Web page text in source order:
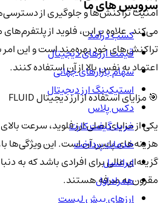
امنیت تراکنش‌ها و جلوگیری از
می‌کند. علاوه بر این، فلوید از پلتفرم‌های
تراکنش‌های خود بهره‌مند است و این امر
اعتماد به نفس بالا از آن استفاده کنند.
🎯 مزایای استفاده از ارز دیجیتال FLUID
یکی از مزایای اصلی ارز فلوید، سرعت
هزینه‌های پایین آن است. این ویژگی‌ها
گزینه‌ای عالی برای افرادی باشد که به
مقرون به صرفه هستند.
سرویس های ما
کسب درآمد
قیمت ارزهای دیجیتال
سهام بازارهای جهانی
استیکینگ ارز دیجیتال
دکس پلاس
خرید گیفت کارت
خدمات پرداخت
ایرانسل
همراه اول
ارزهای پیش لیست